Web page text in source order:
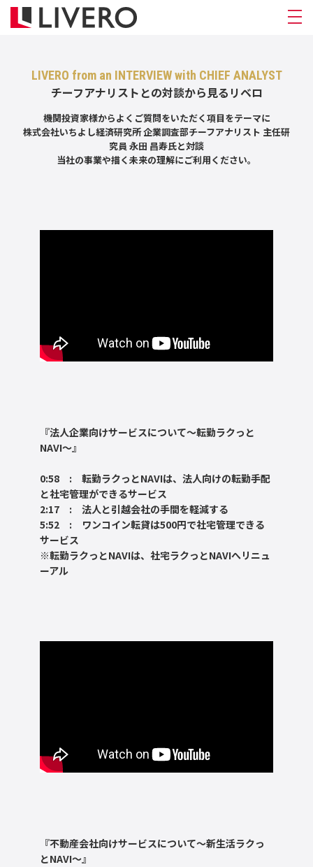
LIVERO from an INTERVIEW with CHIEF ANALYST
チーフアナリストとの対談から見るリベロ
機関投資家様からよくご質問をいただく項目をテーマに
株式会社いちよし経済研究所 企業調査部チーフアナリスト 主任研
究員 永田 昌寿氏と対談
当社の事業や描く未来の理解にご利用ください。
『法人企業向けサービスについて～転勤ラクっと
NAVI～』
0:58 : 転勤ラクっとNAVIは、法人向けの転勤手配
と社宅管理ができるサービス
2:17 : 法人と引越会社の手間を軽減する
5:52 : ワンコイン転貸は500円で社宅管理できる
サービス
※転勤ラクっとNAVIは、社宅ラクっとNAVIへリニュ
ーアル
『不動産会社向けサービスについて～新生活ラクっ
とNAVI～』